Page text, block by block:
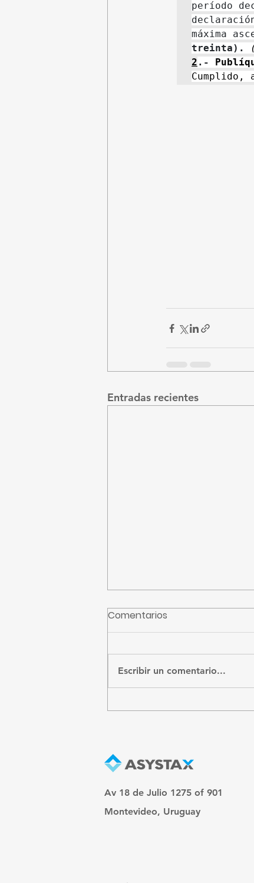
período
máxima
treinta).
2 .-
Cumplido,
Entradas recientes
CFE recibidos
Comentarios
Escribir un comentario...
Av 18 de Julio 1275 of 901
Montevideo, Uruguay